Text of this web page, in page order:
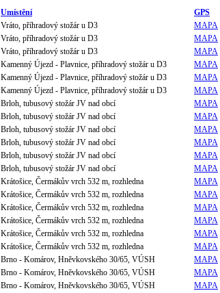
Umístění GPS
Vráto, příhradový stožár u D3 MAPA
Vráto, příhradový stožár u D3 MAPA
Vráto, příhradový stožár u D3 MAPA
Kamenný Újezd - Plavnice, příhradový stožár u D3 MAPA
Kamenný Újezd - Plavnice, příhradový stožár u D3 MAPA
Kamenný Újezd - Plavnice, příhradový stožár u D3 MAPA
Brloh, tubusový stožár JV nad obcí MAPA
Brloh, tubusový stožár JV nad obcí MAPA
Brloh, tubusový stožár JV nad obcí MAPA
Brloh, tubusový stožár JV nad obcí MAPA
Brloh, tubusový stožár JV nad obcí MAPA
Brloh, tubusový stožár JV nad obcí MAPA
Krátošice, Čermákův vrch 532 m, rozhledna MAPA
Krátošice, Čermákův vrch 532 m, rozhledna MAPA
Krátošice, Čermákův vrch 532 m, rozhledna MAPA
Krátošice, Čermákův vrch 532 m, rozhledna MAPA
Krátošice, Čermákův vrch 532 m, rozhledna MAPA
Krátošice, Čermákův vrch 532 m, rozhledna MAPA
Brno - Komárov, Hněvkovského 30/65, VÚSH MAPA
Brno - Komárov, Hněvkovského 30/65, VÚSH MAPA
Brno - Komárov, Hněvkovského 30/65, VÚSH MAPA